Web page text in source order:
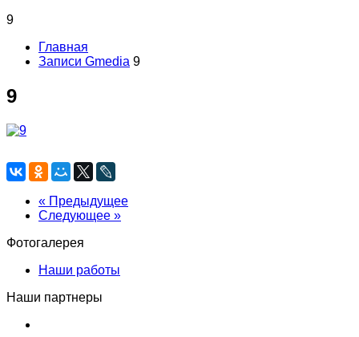
9
Главная
Записи Gmedia 9
9
« Предыдущее
Следующее »
Фотогалерея
Наши работы
Наши партнеры